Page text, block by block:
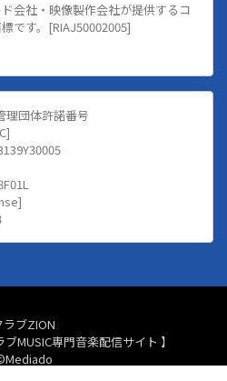
会社・映像製作会社が提供するコ
です。[RIAJ50002005]
理団体許諾番号
ラブZION
ブMUSIC専門音楽配信サイト 】